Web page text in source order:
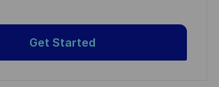
Get Started